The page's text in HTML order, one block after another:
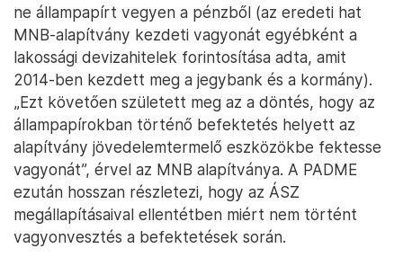
ne állampapírt vegyen a pénzből (az eredeti hat
MNB-alapítvány kezdeti vagyonát egyébként a
lakossági devizahitelek forintosítása adta, amit
2014-ben kezdett meg a jegybank és a kormány).
„Ezt követően született meg az a döntés, hogy az
állampapírokban történő befektetés helyett az
alapítvány jövedelemtermelő eszközökbe fektesse
vagyonát”, érvel az MNB alapítványa. A PADME
ezután hosszan részletezi, hogy az ÁSZ
megállapításaival ellentétben miért nem történt
vagyonvesztés a befektetések során.